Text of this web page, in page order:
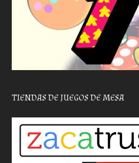
TIENDAS DE JUEGOS DE MESA